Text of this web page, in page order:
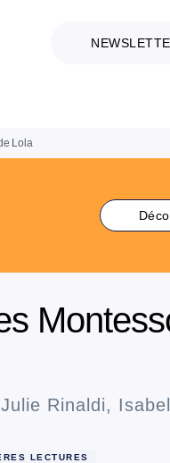
Lola
Julie Rinaldi,
LECTURES